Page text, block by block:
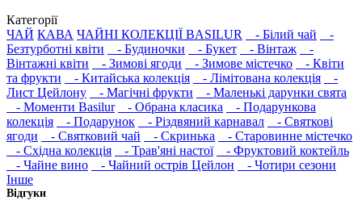
Категорії
ЧАЙ КАВА ЧАЙНІ КОЛЕКЦІЇ BASILUR - Білий чай
-
Безтурботні квіти
- Будиночки - Букет - Вінтаж
-
Вінтажні квіти
- Зимові ягоди - Зимове містечко
- Квіти
та фрукти
- Китайська колекція - Лімітована колекція
-
Лист Цейлону
- Магічні фрукти
- Маленькі дарунки свята
- Моменти Basilur
- Обрана класика
- Подарункова
колекція
- Подарунок - Різдвяний карнавал
- Святкові
ягоди
- Святковий чай - Скринька
- Старовинне містечко
- Східна колекція
- Трав'яні настої
- Фруктовий коктейль
- Чайне вино
- Чайний острів Цейлон
- Чотири сезони
Інше
Відгуки